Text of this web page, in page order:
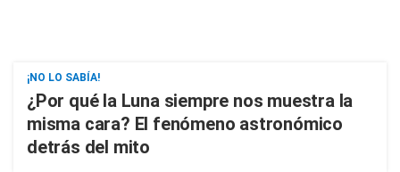
¡NO LO SABÍA!
¿Por qué la Luna siempre nos muestra la
misma cara? El fenómeno astronómico
detrás del mito